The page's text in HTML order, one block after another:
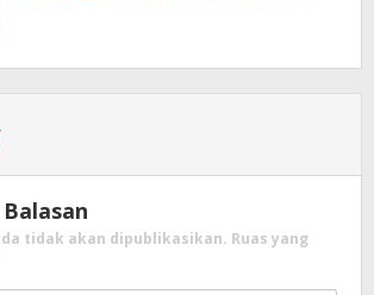
tidak akan dipublikasikan. Ruas yang